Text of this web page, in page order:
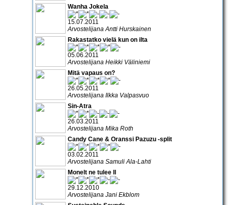
Wanha Jokela
15.07.2011
Arvostelijana Antti Hurskainen
Rakastatko vielä kun on ilta
05.06.2011
Arvostelijana Heikki Väliniemi
Mitä vapaus on?
26.05.2011
Arvostelijana Ilkka Valpasvuo
Sin-Atra
26.03.2011
Arvostelijana Mika Roth
Candy Cane & Oranssi Pazuzu -split
03.02.2011
Arvostelijana Samuli Ala-Lahti
Monelt ne tulee II
29.12.2010
Arvostelijana Jani Ekblom